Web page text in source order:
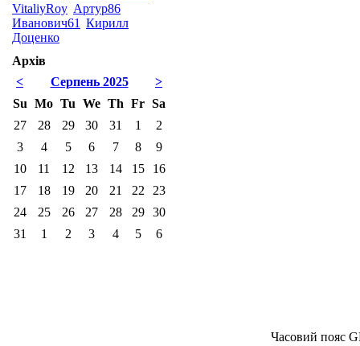
VitaliyRoy Артур86
Иванович61 Кирилл
Доценко
Архів
<
>
Серпень 2025
Su Mo Tu We Th Fr Sa
27
28 29 30 31 1
2
3
4 5 6 7 8
9
10
11 12 13 14 15
16
17
18 19 20 21 22
23
24
25 26 27 28 29
30
31
1 2 3 4 5 6
Часовий пояс